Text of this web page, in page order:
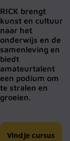
RICK brengt
kunst en cultuur
naar het
onderwijs en de
samenleving en
biedt
amateurtalent
een podium om
te stralen en
groeien.
Vind je cursus